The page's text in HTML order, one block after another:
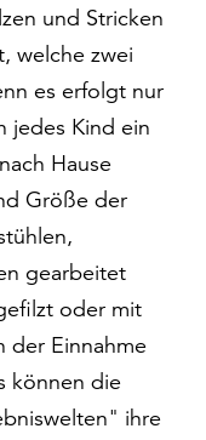
und Stricken
welche zwei
es erfolgt nur
jedes Kind ein
Hause
Größe der
gearbeitet
oder mit
der Einnahme
können die
ihre